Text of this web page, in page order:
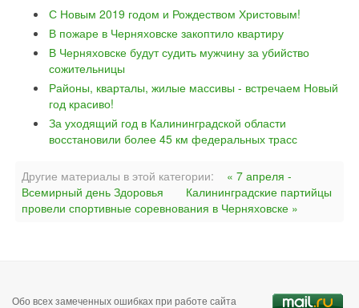
С Новым 2019 годом и Рождеством Христовым!
В пожаре в Черняховске закоптило квартиру
В Черняховске будут судить мужчину за убийство
сожительницы
Районы, кварталы, жилые массивы - встречаем Новый
год красиво!
За уходящий год в Калининградской области
восстановили более 45 км федеральных трасс
Другие материалы в этой категории:
« 7 апреля -
Всемирный день Здоровья
Калининградские партийцы
провели спортивные соревнования в Черняховске »
Обо всех замеченных ошибках при работе сайта